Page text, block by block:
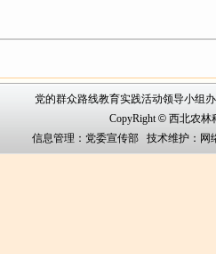
党的群众路线教育实践活动领导小组
CopyRight© 西北农林
信息管理：党委宣传部 技术维护：网